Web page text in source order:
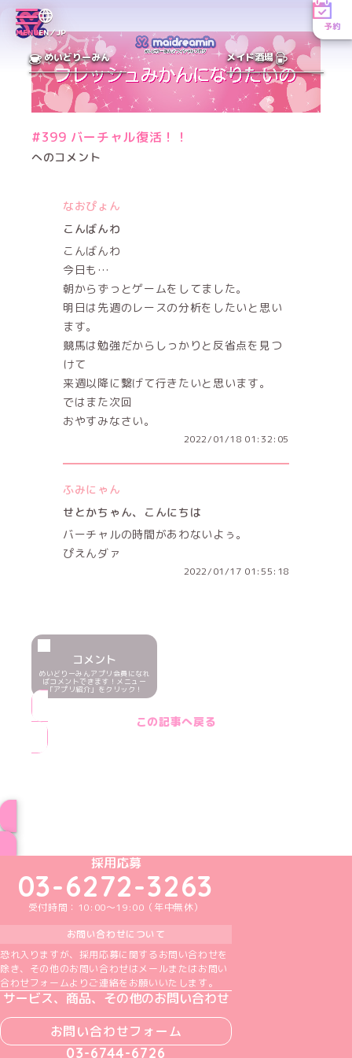
MENUEN／JP
予約
めいどりーみん メイド酒場
#399 バーチャル復活！！
へのコメント
なおぴょん
こんばんわ
こんばんわ
今日も…
朝からずっとゲームをしてました。
明日は先週のレースの分析をしたいと思い
ます。
競馬は勉強だからしっかりと反省点を見つ
けて
来週以降に繋げて行きたいと思います。
ではまた次回
おやすみなさい。
2022/01/18 01:32:05
ふみにゃん
せとかちゃん、こんにちは
バーチャルの時間があわないよぅ。
ぴえんダァ
2022/01/17 01:55:18
コメント
めいどりーみんアプリ会員になれ
ばコメントできます！メニュー
「アプリ紹介」をクリック！
この記事へ戻る
めいどりーみんTikTok公式アカウント
めいどりーみんX公式アカウント
めいどりーみんInstagram公式アカウント
めいどりーみんFacebook公式アカウン
めいどりーみんYouTube公式アカ
採用応募
03-6272-3263
受付時間：10:00～19:00（年中無休）
お問い合わせについて
恐れ入りますが、採用応募に関するお問い合わせを
除き、その他のお問い合わせはメールまたはお問い
合わせフォームよりご連絡をお願いいたします。
サービス、商品、その他のお問い合わせ
お問い合わせフォーム
03-6744-6726